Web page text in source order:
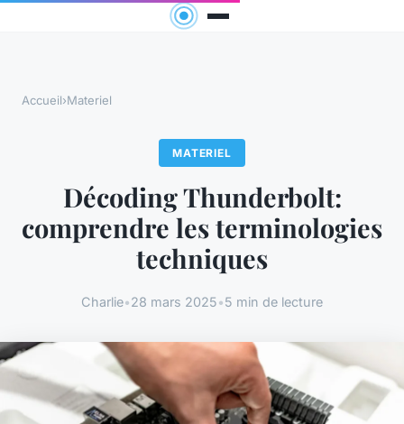
Accueil›Materiel
MATERIEL
Décoding Thunderbolt:
comprendre les terminologies
techniques
Charlie•28 mars 2025•5 min de lecture